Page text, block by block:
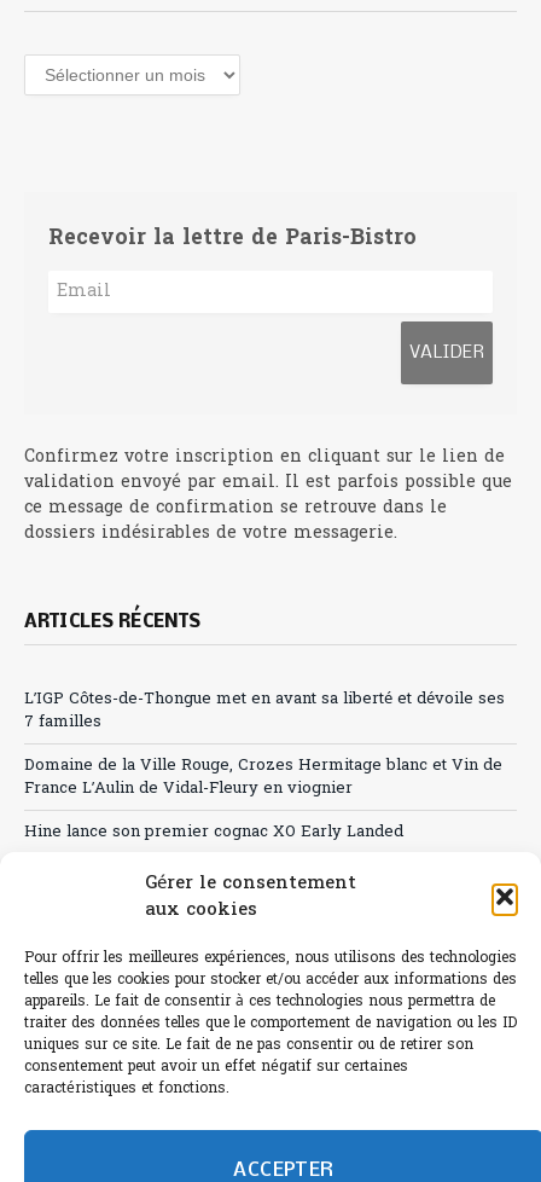
Gérer le consentement
aux cookies
Pour offrir les meilleures expériences, nous utilisons des technologies
telles que les cookies pour stocker et/ou accéder aux informations des
appareils. Le fait de consentir à ces technologies nous permettra de
traiter des données telles que le comportement de navigation ou les ID
uniques sur ce site. Le fait de ne pas consentir ou de retirer son
consentement peut avoir un effet négatif sur certaines
caractéristiques et fonctions.
ACCEPTER
Archives
Recevoir la lettre de Paris-Bistro
Confirmez votre inscription en cliquant sur le lien de
validation envoyé par email. Il est parfois possible que
ce message de confirmation se retrouve dans le
dossiers indésirables de votre messagerie.
ARTICLES RÉCENTS
L’IGP Côtes-de-Thongue met en avant sa liberté et dévoile ses
7 familles
Domaine de la Ville Rouge, Crozes Hermitage blanc et Vin de
France L’Aulin de Vidal-Fleury en viognier
Hine lance son premier cognac XO Early Landed
Canicule : A quand le CHR à « l’heure espagnole » ?
Sélection de rosés 2026
L'abus d'alcool est dangereux pour la santé.
humain et 0% IA de Paris Bistro Editions - SARL de Presse -